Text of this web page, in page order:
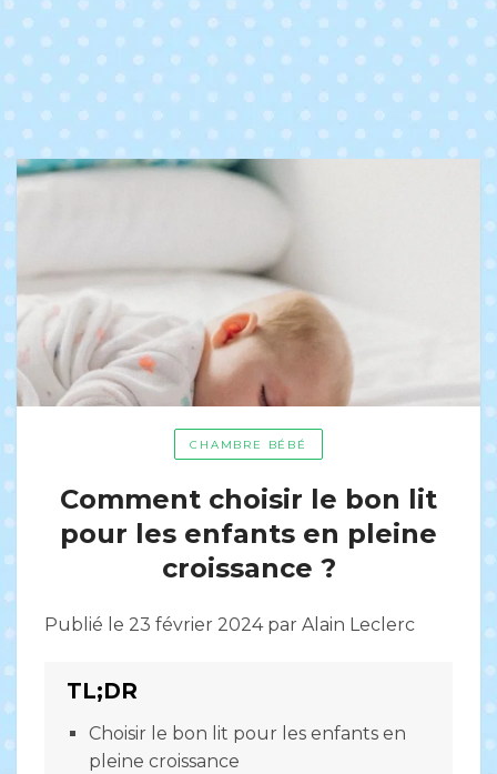
CHAMBRE BÉBÉ
Comment choisir le bon lit
pour les enfants en pleine
croissance ?
Publié le 23 février 2024 par Alain Leclerc
Choisir le bon lit pour les enfants en
pleine croissance